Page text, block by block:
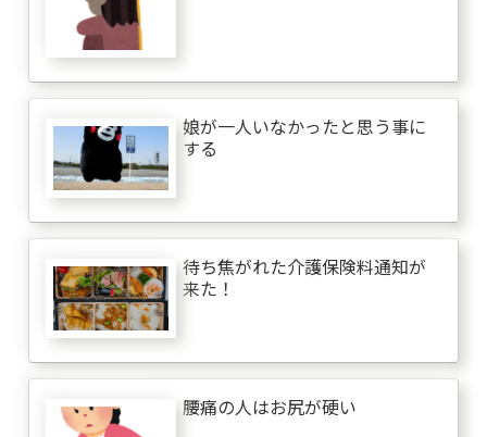
娘が一人いなかったと思う事に
する
待ち焦がれた介護保険料通知が
来た！
腰痛の人はお尻が硬い